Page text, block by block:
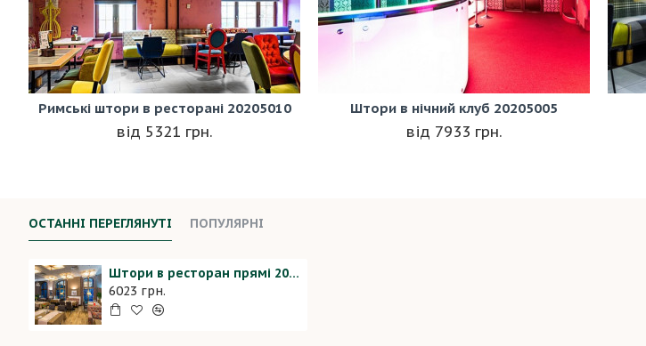
Римські штори в ресторані 20205010
5321 грн.
Штори в нічний клуб 20205005
7933 грн.
ОСТАННІ ПЕРЕГЛЯНУТІ ПОПУЛЯРНІ
Штори в ресторан прямі 20205008
6023 грн.